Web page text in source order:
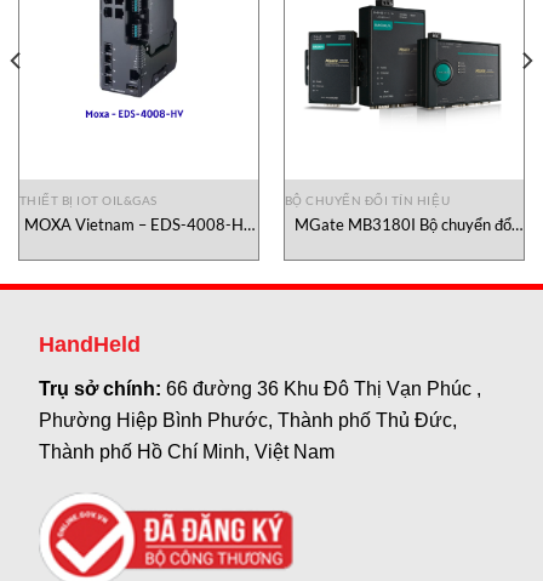
THIẾT BỊ IOT OIL&GAS
MOXA Vietnam – EDS-4008-HV
nghiệp MOXA Vietnam
BỘ CHUYỂN ĐỔI TÍN HIỆU
MGate MB3180I Bộ chuyển đổi
HandHeld
Trụ sở chính:66 đường 36 Khu Đô Thị Vạn Phúc ,
Phường Hiệp Bình Phước, Thành phố Thủ Đức,
Thành phố Hồ Chí Minh, Việt Nam